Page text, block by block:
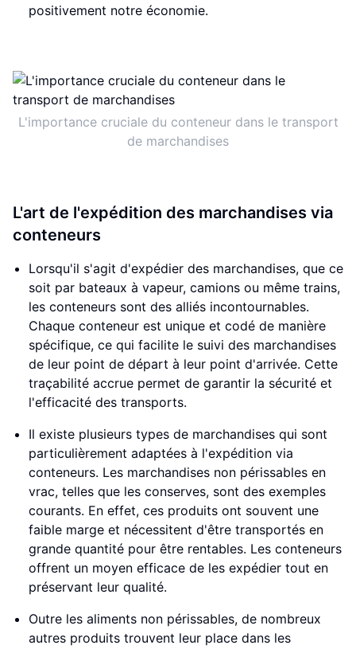
positivement notre économie.
L'importance cruciale du conteneur dans le transport
de marchandises
L'art de l'expédition des marchandises via
conteneurs
Lorsqu'il s'agit d'expédier des marchandises, que ce
soit par bateaux à vapeur, camions ou même trains,
les conteneurs sont des alliés incontournables.
Chaque conteneur est unique et codé de manière
spécifique, ce qui facilite le suivi des marchandises
de leur point de départ à leur point d'arrivée. Cette
traçabilité accrue permet de garantir la sécurité et
l'efficacité des transports.
Il existe plusieurs types de marchandises qui sont
particulièrement adaptées à l'expédition via
conteneurs. Les marchandises non périssables en
vrac, telles que les conserves, sont des exemples
courants. En effet, ces produits ont souvent une
faible marge et nécessitent d'être transportés en
grande quantité pour être rentables. Les conteneurs
offrent un moyen efficace de les expédier tout en
préservant leur qualité.
Outre les aliments non périssables, de nombreux
autres produits trouvent leur place dans les